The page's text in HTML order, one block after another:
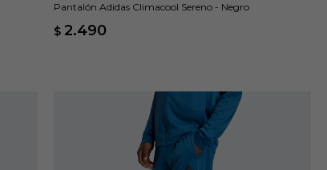
Pantalón Adidas Climacool Sereno - Negro
$ 2.490